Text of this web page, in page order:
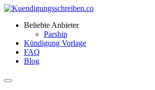
Beliebte Anbieter
Parship
Kündigung Vorlage
FAQ
Blog